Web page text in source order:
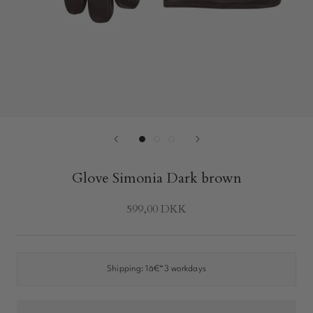
Glove Simonia Dark brown
599,00 DKK
Shipping: 1â€“3 workdays